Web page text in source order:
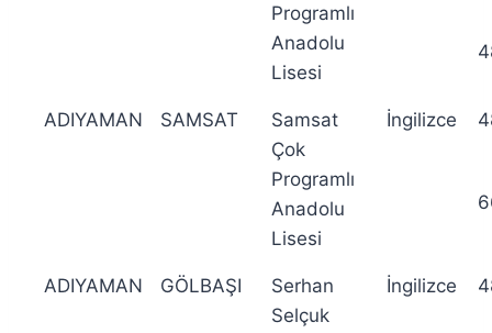
Programlı
Anadolu
Lisesi
ADIYAMAN SAMSAT
Samsat
Çok
Programlı
Anadolu
Lisesi
İngilizce
ADIYAMAN GÖLBAŞI
Serhan
Selçuk
İngilizce